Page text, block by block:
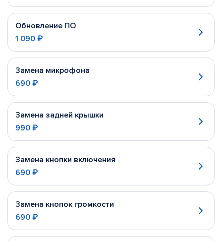
Обновление ПО
1 090 ₽
Замена микрофона
690 ₽
Замена задней крышки
990 ₽
Замена кнопки включения
690 ₽
Замена кнопок громкости
690 ₽